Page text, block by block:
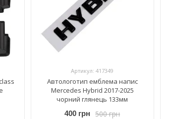
Артикул: 417349
Автологотип емблема напис
Mercedes Hybrid 2017-2025
чорний глянець 133мм
500 грн
400 грн